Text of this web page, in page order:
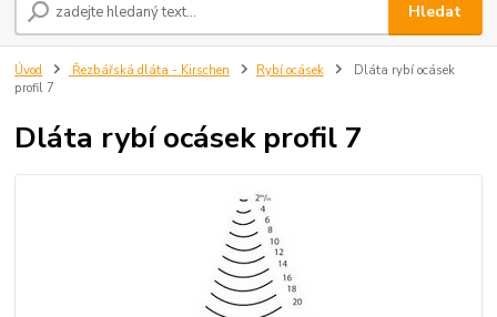
Hledat
Úvod Řezbářská dláta - Kirschen Rybí ocásek
Dláta rybí ocásek
profil 7
Dláta rybí ocásek profil 7